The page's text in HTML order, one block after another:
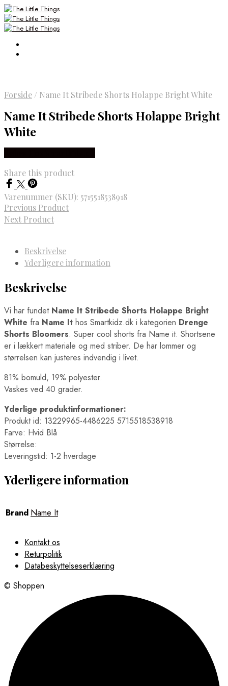
Forside / Name It Stribede Shorts Holappe Bright White
Name It Stribede Shorts Holappe Bright
White
Share this product
Varenummer (SKU): 5715518538918
Previous Product
Next Product
Beskrivelse
Yderligere information
Beskrivelse
Vi har fundet Name It Stribede Shorts Holappe Bright
White fra Name It hos Smartkidz.dk i kategorien Drenge
Shorts Bloomers. Super cool shorts fra Name it. Shortsene
er i lækkert materiale og med striber. De har lommer og
størrelsen kan justeres indvendig i livet.
81% bomuld, 19% polyester.
Vaskes ved 40 grader.
Yderlige produktinformationer:
Produkt id: 13229965-4486225 5715518538918
Farve: Hvid Blå
Størrelse:
Leveringstid: 1-2 hverdage
Yderligere information
Brand Name It
Kontakt os
Returpolitik
Databeskyttelseserklæring
© Shoppen